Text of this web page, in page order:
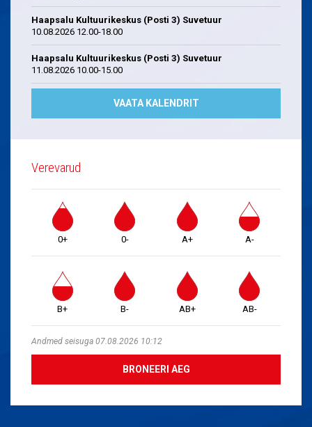
Haapsalu Kultuurikeskus (Posti 3) Suvetuur
10.08.2026 12.00-18.00
Haapsalu Kultuurikeskus (Posti 3) Suvetuur
11.08.2026 10.00-15.00
VAATA KALENDRIT
Verevarud
0+ 0- A+ A-
B+ B- AB+ AB-
Andmed seisuga 07.08.2026 10:12
BRONEERI AEG